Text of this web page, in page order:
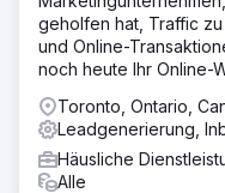
Der Ansatz von
zweischichtige
Optimierung: 1-
bezahlte Kanäle. 2-
Indem wir uns auf die
Conversion-Trichter
Seiten auf der
Ergebnis
geholfen hat, Traffic
und Online-
noch heute Ihr Online-
Toronto, Ontario,
Leadgenerierung,
Häusliche
Alle